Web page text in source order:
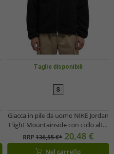
Taglie disponibili
S
Giacca in pile da uomo NIKE Jordan
Flight Mountainside con collo alto,
giacca in pelliccia sintetica, giacca
da mezza stagione FV7448-010
RRP136,55 €* 20,48 €
Nel carrello